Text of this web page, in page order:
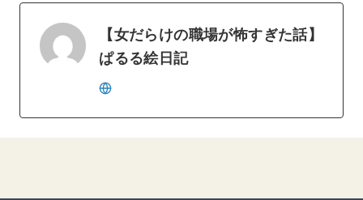
【女だらけの職場が怖すぎた話】
ぱるる絵日記